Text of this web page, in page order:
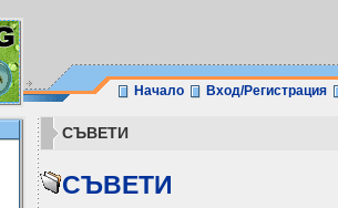
Начало Вход/Регистрация
СЪВЕТИ
СЪВЕТИ